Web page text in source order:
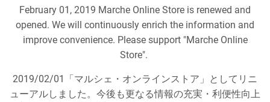
February 01, 2019 Marche Online Store is renewed and
opened. We will continuously enrich the information and
improve convenience. Please support "Marche Online
Store".
2019/02/01「マルシェ・オンラインストア」としてリニ
ューアルしました。今後も更なる情報の充実・利便性向上